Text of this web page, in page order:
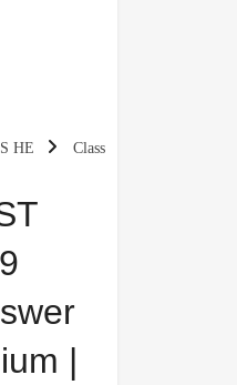
HE Class
|